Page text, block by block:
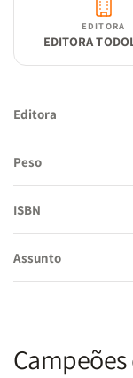
EDITORA
EDITORA
Editora
Peso
ISBN
Assunto